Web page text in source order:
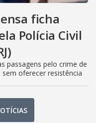
ficha
Polícia Civil
passagens pelo crime de
oferecer resistência